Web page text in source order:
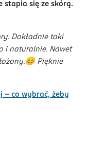
stapia się ze skórą.
Dokładnie taki
i naturalnie. Nawet
Pięknie
- co wybrać, żeby